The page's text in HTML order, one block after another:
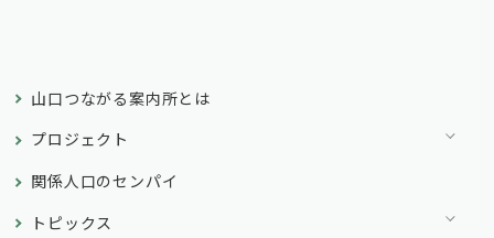
山口つながる案内所とは
プロジェクト
関係人口のセンパイ
トピックス